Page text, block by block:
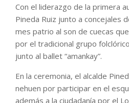
Con el liderazgo de la primera
Pineda Ruiz junto a concejales
mes patrio al son de cuecas
por el tradicional grupo
junto al ballet “amankay”.
En la ceremonia, el alcalde
nehuen por participar en el
además a la ciudadanía por el